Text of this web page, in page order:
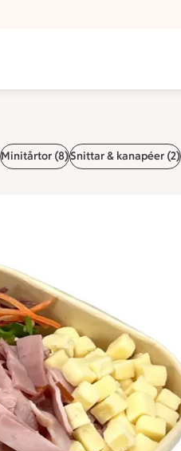
Minitårtor (8)Snittar & kanapéer (2)